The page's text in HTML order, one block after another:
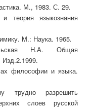
М., 1983. С. 29.
теория языкознания
М.: Наука. 1965.
Н.А. Общая
Изд.2.1999.
философии и языка.
трудно разрешить
слоев русской